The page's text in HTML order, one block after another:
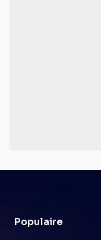
Populaire